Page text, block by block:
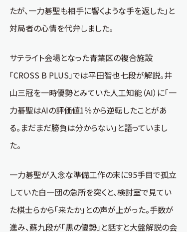
たが、一力碁聖も相手に響くような手を返した」と
対局者の心情を代弁しました。
サテライト会場となった青葉区の複合施設
「CROSS B PLUS」では平田智也七段が解説。井
山三冠を一時優勢とみていた人工知能（AI）に「一
力碁聖はAIの評価値1％から逆転したことがあ
る。まだまだ勝負は分からない」と語っていまし
た。
一力碁聖が入念な準備工作の末に95手目で孤立
していた白一団の急所を突くと、検討室で見てい
た棋士らから「来たか」との声が上がった。手数が
進み、蘇九段が「黒の優勢」と話すと大盤解説の会